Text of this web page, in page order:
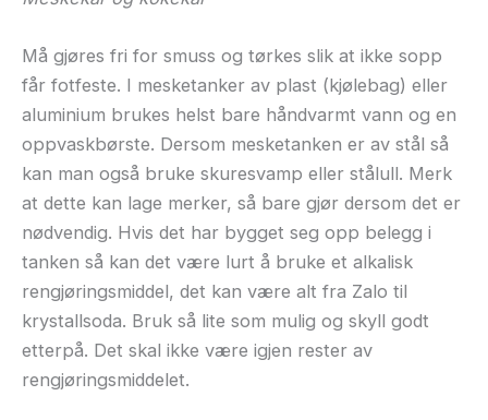
Må gjøres fri for smuss og tørkes slik at ikke sopp
får fotfeste. I mesketanker av plast (kjølebag) eller
aluminium brukes helst bare håndvarmt vann og en
oppvaskbørste. Dersom mesketanken er av stål så
kan man også bruke skuresvamp eller stålull. Merk
at dette kan lage merker, så bare gjør dersom det er
nødvendig. Hvis det har bygget seg opp belegg i
tanken så kan det være lurt å bruke et alkalisk
rengjøringsmiddel, det kan være alt fra Zalo til
krystallsoda. Bruk så lite som mulig og skyll godt
etterpå. Det skal ikke være igjen rester av
rengjøringsmiddelet.